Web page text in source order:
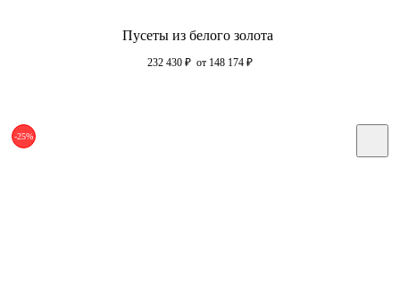
Пусеты из белого золота
232 430 ₽ от 148 174 ₽
-25%